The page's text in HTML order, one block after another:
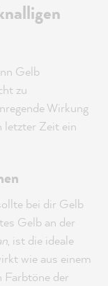
Gelb
zu
Wirkung
letzter Zeit ein
bei dir Gelb
Gelb an der
, ist die ideale
wie aus einem
Farbtöne der